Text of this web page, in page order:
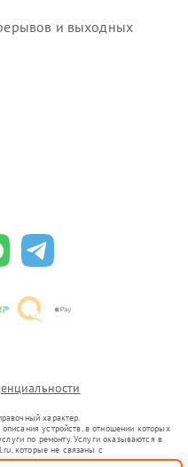
и выходных
характер.
устройств, в отношении которых
по ремонту. Услуги оказываются в
которые не связаны с
представителями.